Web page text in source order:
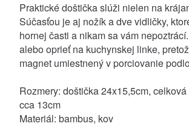
Praktické doštička slúži nielen na
Súčasťou je aj nožík a dve vidličky,
hornej časti a nikam sa vám
alebo oprieť na kuchynskej linke,
magnet umiestnený v porciovanie
Rozmery: doštička 24x15,5cm,
cca 13cm
Materiál: bambus, kov